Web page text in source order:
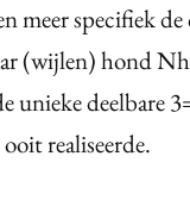
meer specifiek de
(wijlen) hond
deelbare
realiseerde.